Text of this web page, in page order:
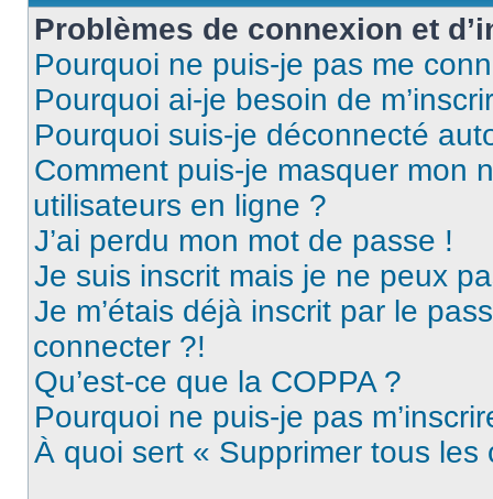
Problèmes de connexion et
Pourquoi ne puis-je pas me
Pourquoi ai-je besoin de
Pourquoi suis-je déconnecté
Comment puis-je masquer mon
utilisateurs en ligne ?
J’ai perdu mon mot de passe !
Je suis inscrit mais je ne peux
Je m’étais déjà inscrit par le
connecter ?!
Qu’est-ce que la COPPA ?
Pourquoi ne puis-je pas
À quoi sert « Supprimer tous les